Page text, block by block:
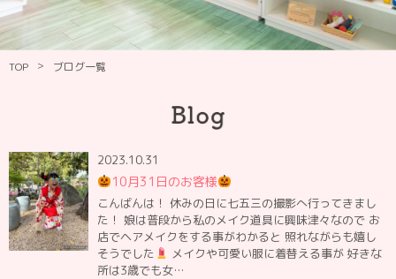
TOP > ブログ一覧
2023.10.31
10月31日のお客様
こんばんは！ 休みの日に七五三の撮影へ行ってきまし
た！ 娘は普段から私のメイク道具に興味津々なので お
店でヘアメイクをする事がわかると 照れながらも嬉し
そうでした
メイクや可愛い服に着替える事が 好きな
所は3歳でも女…